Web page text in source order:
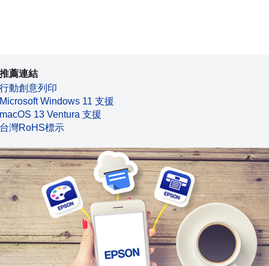
推薦連結
行動創意列印
Microsoft Windows 11 支援
macOS 13 Ventura 支援
台灣RoHS標示